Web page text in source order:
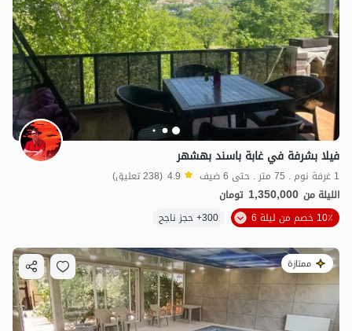
فيلا بشرفة في غابة باسند بهشهر
1 غرفة نوم . 75 متر . حتى 6 ضيف 4.9 (238 تعليق)
الليلة من 1,350,000 تومان
10٪ خصم من ليلة 6
300+ حجز ناجح
ممتازة